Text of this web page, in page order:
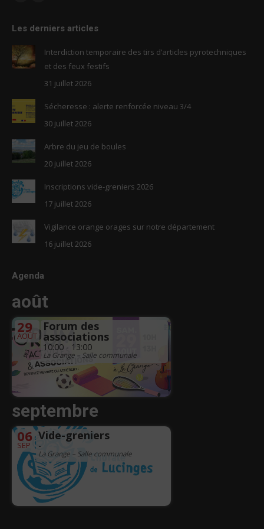
opens
in
new
opens
new
window
Les derniers articles
Interdiction temporaire des tirs d’articles pyrotechniques
et des feux festifs
31 juillet 2026
Sécheresse : alerte renforcée niveau 3/4
30 juillet 2026
Arbre du jeu de boules
20 juillet 2026
Inscriptions vide-greniers 2026
17 juillet 2026
Vigilance orange orages sur notre département
16 juillet 2026
Agenda
août
29
AOÛT
Forum des
associations
10:00 - 13:00
La Grange – Salle communale
septembre
06
SEP
Vide-greniers
-
La Grange – Salle communale